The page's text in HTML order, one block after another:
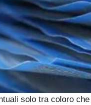
solo tra coloro